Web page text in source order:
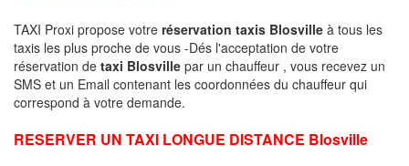
TAXI Proxi propose votre réservation taxis Blosville à tous les
taxis les plus proche de vous -Dés l'acceptation de votre
réservation de taxi Blosville par un chauffeur , vous recevez un
SMS et un Email contenant les coordonnées du chauffeur qui
correspond à votre demande.
RESERVER UN TAXI LONGUE DISTANCE Blosville